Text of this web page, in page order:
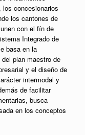
los concesionarios
los cantones de
con el fín de
Integrado de
basa en la
plan maestro de
y el diseño de
intermodal y
de facilitar
busca
en los conceptos